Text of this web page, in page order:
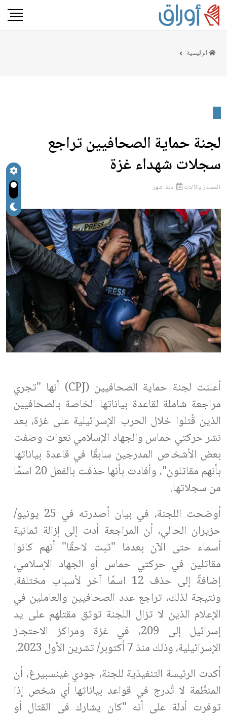
الرئيسية
لجنة حماية الصحافيين تراجع
سجلات شهداء غزة
المصدروكالات منذ شهر
أعلنت لجنة حماية الصحافيين (CPJ) أنها "تجري
مراجعة شاملة لقاعدة بياناتها الخاصة بالصحافيين
الذين قُتلوا خلال الحرب الإسرائيلية على غزة، بعد
نشر حركتي حماس والجهاد الإسلامي نعوات وصفت
بعض الأشخاص المدرجين سابقًا في قاعدة بياناتها
بأنهم مقاتلون"، وأفادت بأنها حذفت بالفعل 20 اسمًا
من سجلاتها.
أوضحت اللجنة، في بيان أصدرته في 25 يونيو/
حزيران الحالي، أن المراجعة أدت إلى إزالة ثمانية
أسماء حتى الآن بعدما "ثبت لاحقًا" أنهم كانوا
مقاتلين في حركتي حماس أو الجهاد الإسلامي،
إضافةً إلى حذف 12 اسمًا آخر لأسباب مختلفة.
ونتيجة لذلك، تراجع عدد الصحافيين والعاملين في
الإعلام الذين لا تزال اللجنة توثق مقتلهم على يد
إسرائيل إلى 209، في غزة ومراكز الاحتجاز
الإسرائيلية، وذلك منذ 7 أكتوبر/ تشرين الأول 2023.
أكدت الرئيسة التنفيذية للجنة، جودي غينسبيرغ، أن
المنظّمة لا تُدرج في قواعد بياناتها أي شخص إذا
توفرت أدلة على أنه "كان يشارك في القتال أو